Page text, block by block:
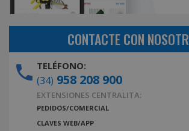
CONTACTE CON
TELÉFONO:
(34) 958 208 900
EXTENSIONES CENTRALITA:
PEDIDOS/COMERCIAL
CLAVES WEB/APP